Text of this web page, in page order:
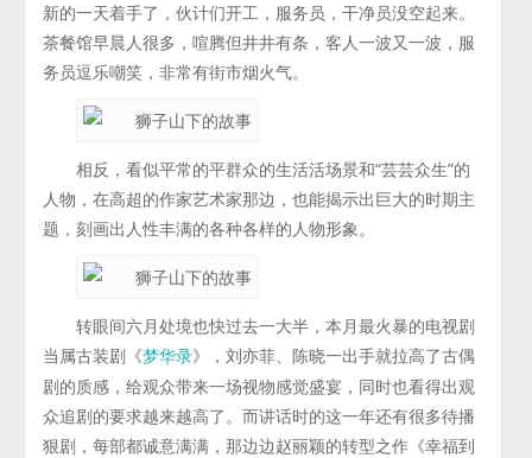
新的一天着手了，伙计们开工，服务员，干净员没空起来。
茶餐馆早晨人很多，喧腾但井井有条，客人一波又一波，服
务员逗乐嘲笑，非常有街市烟火气。
相反，看似平常的平群众的生活活场景和“芸芸众生”的
人物，在高超的作家艺术家那边，也能揭示出巨大的时期主
题，刻画出人性丰满的各种各样的人物形象。
转眼间六月处境也快过去一大半，本月最火暴的电视剧
当属古装剧《梦华录》，刘亦菲、陈晓一出手就拉高了古偶
剧的质感，给观众带来一场视物感觉盛宴，同时也看得出观
众追剧的要求越来越高了。而讲话时的这一年还有很多待播
狠剧，每部都诚意满满，那边边赵丽颖的转型之作《幸福到